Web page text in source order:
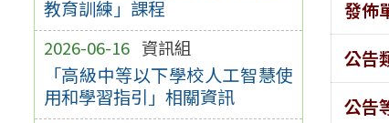
教育訓練」課程
2026-06-16 資訊組
「高級中等以下學校人工智慧使
用和學習指引」相關資訊
發佈
公告
公告